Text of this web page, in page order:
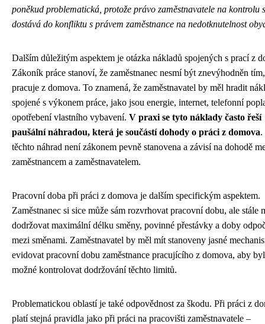
poněkud problematická, protože právo zaměstnavatele na kontrolu
dostává do konfliktu s právem zaměstnance na nedotknutelnost
Dalším důležitým aspektem je otázka nákladů spojených s prací z
Zákoník práce stanoví, že zaměstnanec nesmí být znevýhodněn
pracuje z domova. To znamená, že zaměstnavatel by měl hradit
spojené s výkonem práce, jako jsou energie, internet, telefonní
opotřebení vlastního vybavení. V praxi se tyto náklady často řeší
paušální náhradou, která je součástí dohody o práci z domova.
těchto náhrad není zákonem pevně stanovena a závisí na dohodě
zaměstnancem a zaměstnavatelem.
Pracovní doba při práci z domova je dalším specifickým aspektem.
Zaměstnanec si sice může sám rozvrhovat pracovní dobu, ale stále
dodržovat maximální délku směny, povinné přestávky a doby
mezi směnami. Zaměstnavatel by měl mít stanoveny jasné
evidovat pracovní dobu zaměstnance pracujícího z domova, aby
možné kontrolovat dodržování těchto limitů.
Problematickou oblastí je také odpovědnost za škodu. Při práci z
platí stejná pravidla jako při práci na pracovišti zaměstnavatele –